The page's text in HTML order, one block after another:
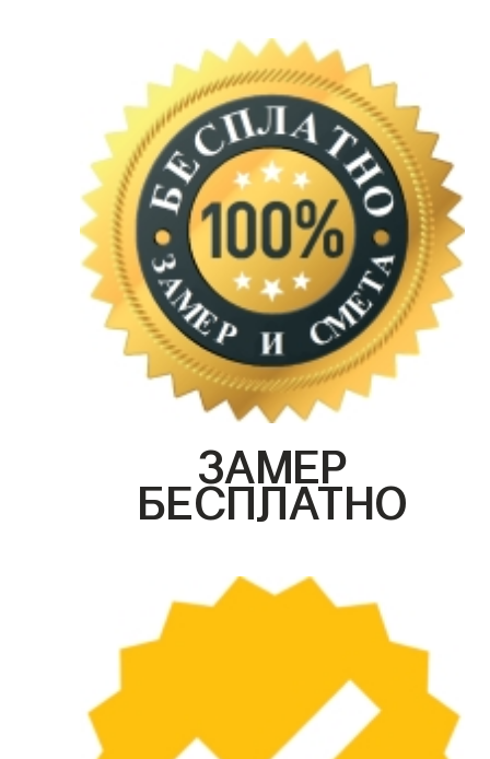
ЗАМЕР
БЕСПЛАТНО